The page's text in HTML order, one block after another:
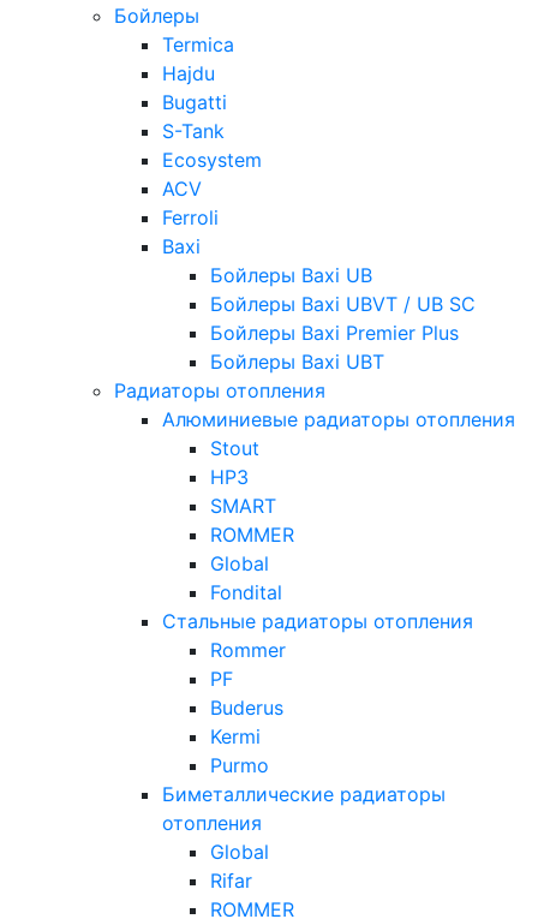
Бойлеры
Termica
Hajdu
Bugatti
S-Tank
Ecosystem
ACV
Ferroli
Baxi
Бойлеры Baxi UB
Бойлеры Baxi UBVT / UB SC
Бойлеры Baxi Premier Plus
Бойлеры Baxi UBT
Радиаторы отопления
Алюминиевые радиаторы отопления
Stout
НРЗ
SMART
ROMMER
Global
Fondital
Стальные радиаторы отопления
Rommer
PF
Buderus
Kermi
Purmo
Биметаллические радиаторы
отопления
Global
Rifar
ROMMER